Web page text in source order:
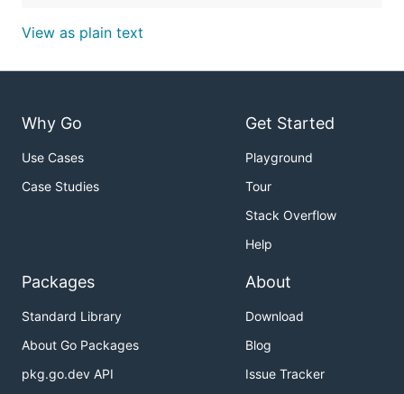
View as plain text
Why Go
Use Cases
Case Studies
Get Started
Playground
Tour
Stack Overflow
Help
Packages
Standard Library
About Go Packages
pkg.go.dev API
About
Download
Blog
Issue Tracker